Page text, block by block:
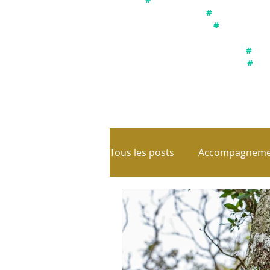
#Utiliser le
#
#
#
Tous les posts
Emotions Equilibre de vie
Les parts de soi